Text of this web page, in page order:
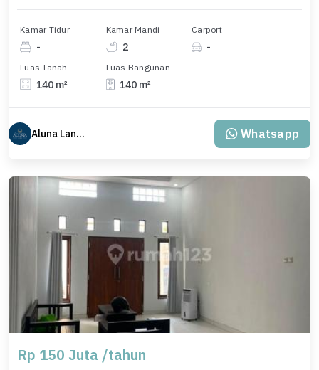
Kamar Tidur
-
Kamar Mandi
2
Carport
-
Luas Tanah
140 m²
Luas Bangunan
140 m²
Aluna Land Bali Whatsapp
Rp 150 Juta /tahun